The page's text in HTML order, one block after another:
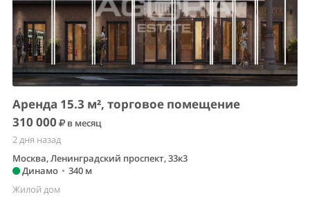
Аренда 15.3 м², торговое помещение
310 000
в месяц
2 дня назад
Москва, Ленинградский проспект, 33к3
Динамо • 340 м
Жилой дом